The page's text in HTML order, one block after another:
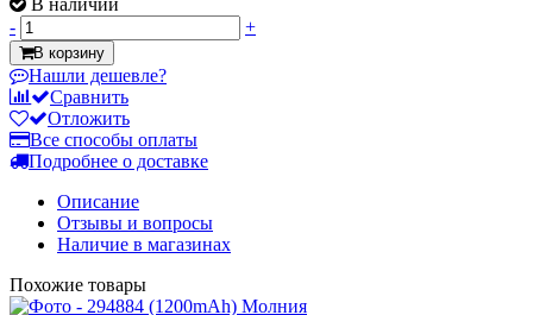
-
+
В корзину
Нашли дешевле?
Сравнить
Отложить
Все способы оплаты
Подробнее о доставке
Описание
Отзывы и вопросы
Наличие в магазинах
Похожие товары